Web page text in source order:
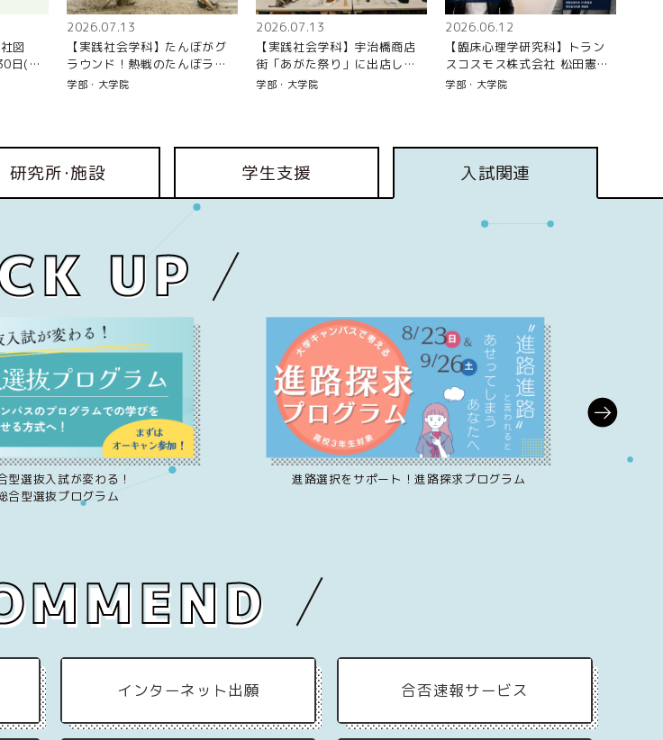
図
日(木)
2026.07.13
【実践社会学科】たんぼがグ
ラウンド！熱戦のたんぼラク
ビー《みんなの日常》
学部・大学院
2026.07.13
【実践社会学科】宇治橋商店
街「あがた祭り」に出店しま
した！《みんなの日常》
学部・大学院
2026.06.12
【臨床心理学研究科】トラン
スコスモス株式会社 松田憲泰
氏：臨床心理学の学びは、ビ
学部・大学院
研究所･施設 学生支援 入試関連
型選抜入試が変わる！
合型選抜プログラム
進路選択をサポート！進路探求プログラム
インターネット出願 合否速報サービス